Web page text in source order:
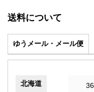
送料について
ゆうメール・メール便
北海道